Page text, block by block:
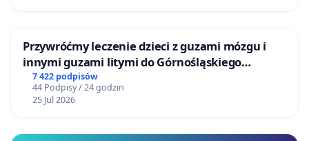
Przywróćmy leczenie dzieci z guzami mózgu i
innymi guzami litymi do Górnośląskiego
Centrum Zdrowia Dziecka w Katowicach
7 422 podpisów
44 Podpisy / 24 godzin
25 Jul 2026